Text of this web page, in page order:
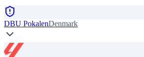
DBU PokalenDenmark